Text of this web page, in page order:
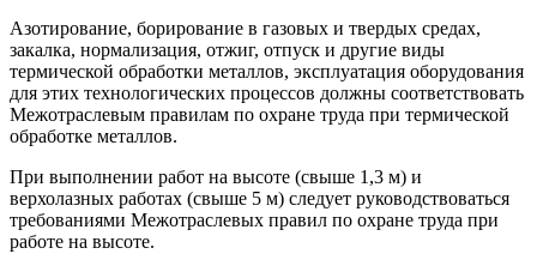
Азотирование, борирование в газовых и твердых средах,
закалка, нормализация, отжиг, отпуск и другие виды
термической обработки металлов, эксплуатация оборудования
для этих технологических процессов должны соответствовать
Межотраслевым правилам по охране труда при термической
обработке металлов.
При выполнении работ на высоте (свыше 1,3 м) и
верхолазных работах (свыше 5 м) следует руководствоваться
требованиями Межотраслевых правил по охране труда при
работе на высоте.